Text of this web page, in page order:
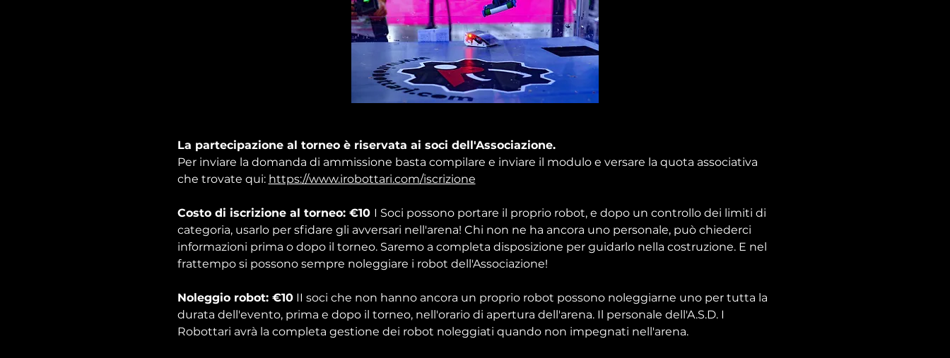
La partecipazione al torneo è riservata ai soci dell'Associazione.
Per inviare la domanda di ammissione basta compilare e inviare il modulo e versare la quota associativa
che trovate qui: https://www.irobottari.com/iscrizione
Costo di iscrizione al torneo: €10 I Soci possono portare il proprio robot, e dopo un controllo dei limiti di
categoria, usarlo per sfidare gli avversari nell'arena! Chi non ne ha ancora uno personale, può chiederci
informazioni prima o dopo il torneo. Saremo a completa disposizione per guidarlo nella costruzione. E nel
frattempo si possono sempre noleggiare i robot dell'Associazione!
Noleggio robot: €10 II soci che non hanno ancora un proprio robot possono noleggiarne uno per tutta la
durata dell'evento, prima e dopo il torneo, nell'orario di apertura dell'arena. Il personale dell'A.S.D. I
Robottari avrà la completa gestione dei robot noleggiati quando non impegnati nell'arena.